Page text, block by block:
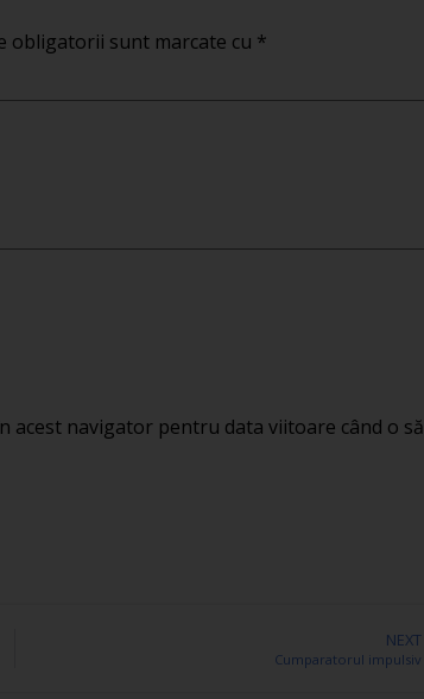
obligatorii sunt marcate cu *
acest navigator pentru data viitoare când o să
NEXT
Cumparatorul impulsiv